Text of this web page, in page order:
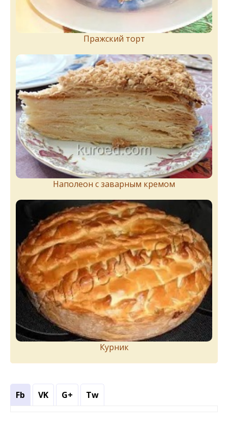
Пражский торт
Наполеон с заварным кремом
Курник
Fb VK G+ Tw